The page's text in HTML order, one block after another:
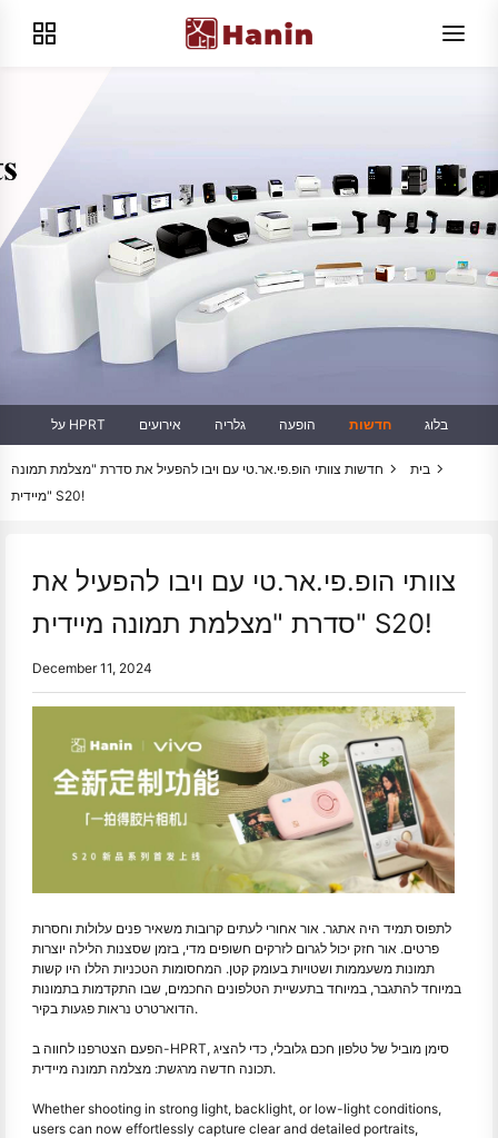
על HPRT אירועים גלריה הופעה חדשות בלוג
בית חדשות צוותי הופ.פי.אר.טי עם ויבו להפעיל את סדרת "מצלמת תמונה
מיידית" S20!
צוותי הופ.פי.אר.טי עם ויבו להפעיל את
סדרת "מצלמת תמונה מיידית" S20!
December 11, 2024
לתפוס תמיד היה אתגר. אור אחורי לעתים קרובות משאיר פנים עלולות וחסרות
פרטים. אור חזק יכול לגרום לזרקים חשופים מדי, בזמן שסצנות הלילה יוצרות
תמונות משעממות ושטויות בעומק קטן. המחסומות הטכניות הללו היו קשות
במיוחד להתגבר, במיוחד בתעשיית הטלפונים החכמים, שבו התקדמות בתמונות
הדוארטרט נראות פגעות בקיר.
הפעם הצטרפנו לחווה ב-HPRT, סימן מוביל של טלפון חכם גלובלי, כדי להציג
תכונה חדשה מרגשת: מצלמה תמונה מיידית.
Whether shooting in strong light, backlight, or low-light conditions,
users can now effortlessly capture clear and detailed portraits,